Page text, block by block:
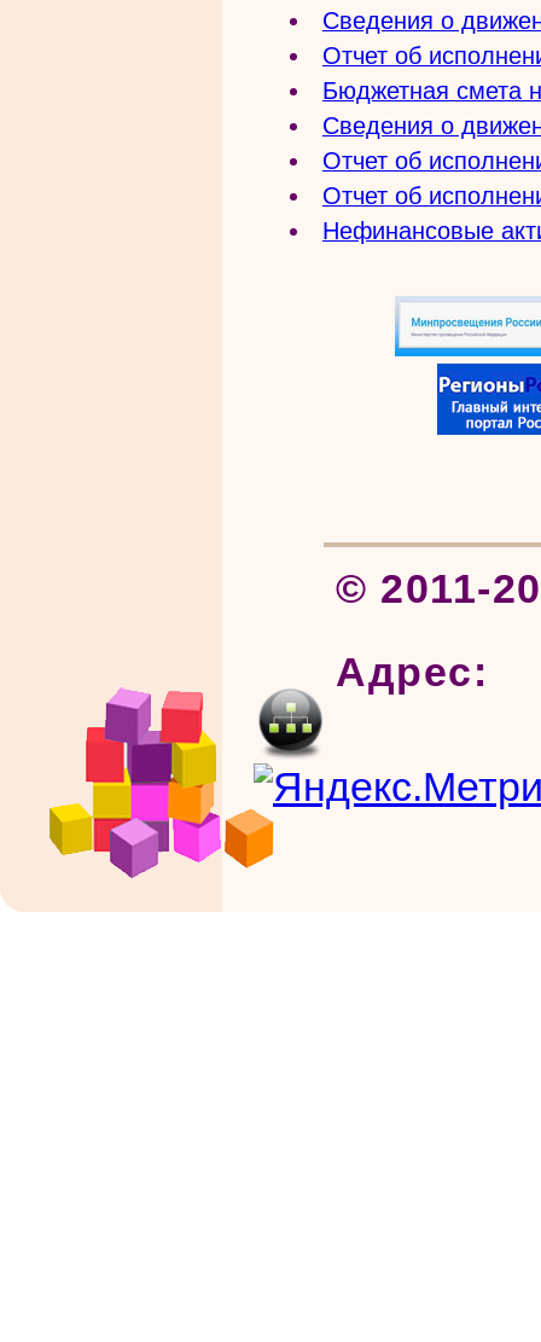
Сведения о
Отчет об
Бюджетная смета
Сведения о
Отчет об
Отчет об
Нефинансовые
© 2011-
Адрес: